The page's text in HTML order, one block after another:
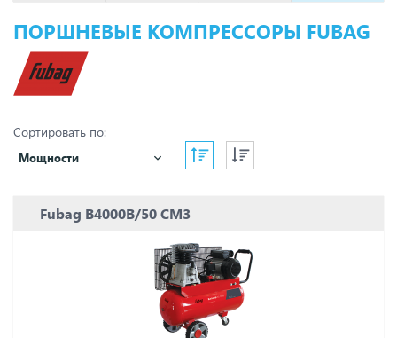
ПОРШНЕВЫЕ КОМПРЕССОРЫ FUBAG
Сортировать по:
Мощности
Fubag B4000B/50 CM3